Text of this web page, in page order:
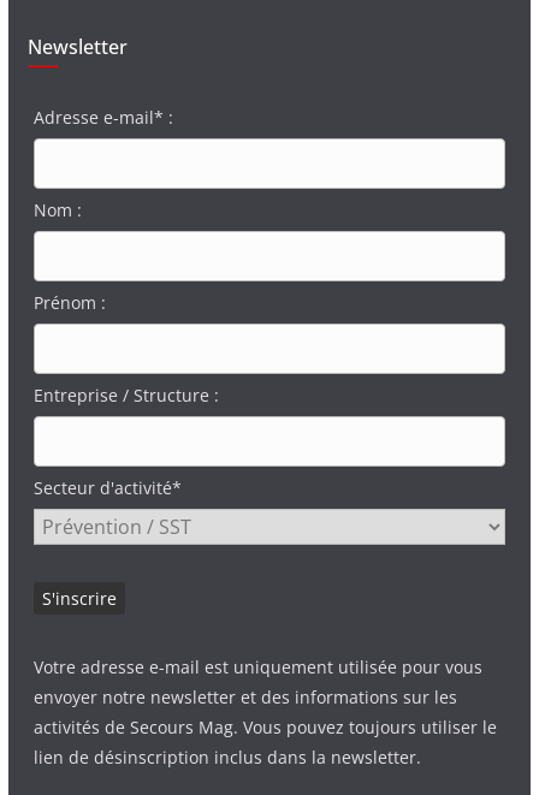
Newsletter
Adresse e-mail* :
Nom :
Prénom :
Entreprise / Structure :
Secteur d'activité*
Votre adresse e-mail est uniquement utilisée pour vous
envoyer notre newsletter et des informations sur les
activités de Secours Mag. Vous pouvez toujours utiliser le
lien de désinscription inclus dans la newsletter.